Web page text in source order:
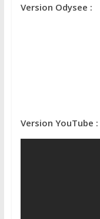
Version Odysee :
Version YouTube :